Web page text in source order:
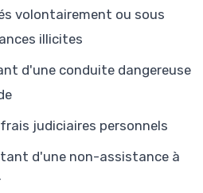
volontairement ou sous
illicites
d'une conduite dangereuse
judiciaires personnels
d'une non-assistance à